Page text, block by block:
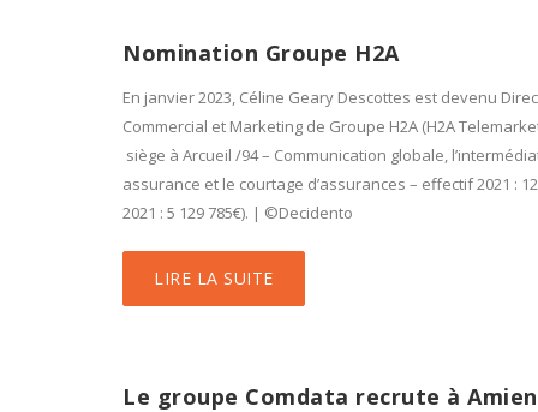
Nomination Groupe H2A
En janvier 2023, Céline Geary Descottes est devenu
Commercial et Marketing de Groupe H2A (H2A
siège à Arcueil /94 – Communication globale,
assurance et le courtage d’assurances – effectif 2021 :
2021 : 5 129 785€). | ©Decidento
LIRE LA SUITE
Le groupe Comdata recrute à